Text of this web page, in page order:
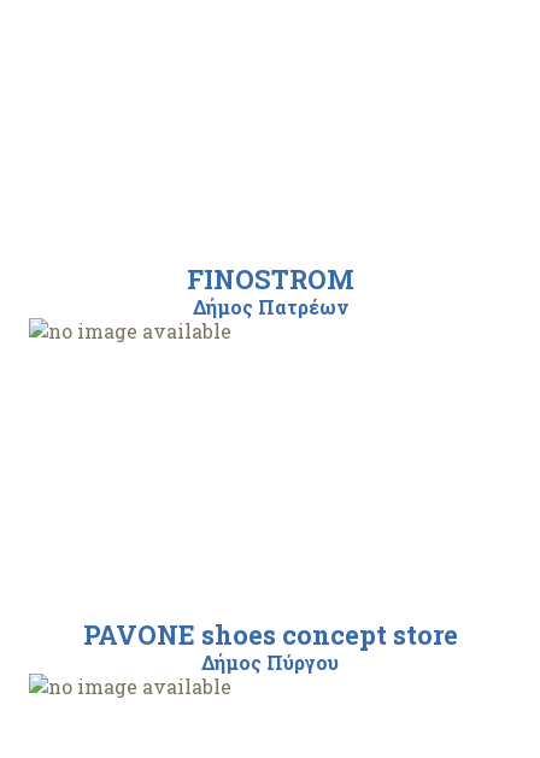
FINOSTROM
Δήμος Πατρέων
PAVONE shoes concept store
Δήμος Πύργου